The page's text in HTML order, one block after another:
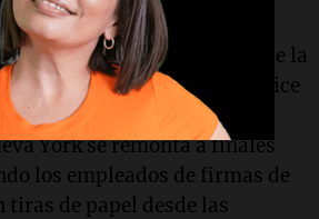
comience a las 10 de la
cerca deBattery Park
y finalice
La tradición de arrojar
York se remonta a finales
los empleados de firmas de
tiras de papel desde las